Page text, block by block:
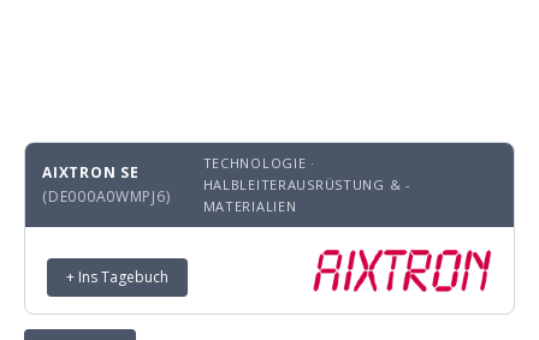
AIXTRON SE
(DE000A0WMPJ6)
TECHNOLOGIE ·
HALBLEITERAUSRÜSTUNG & -
MATERIALIEN
+ Ins Tagebuch